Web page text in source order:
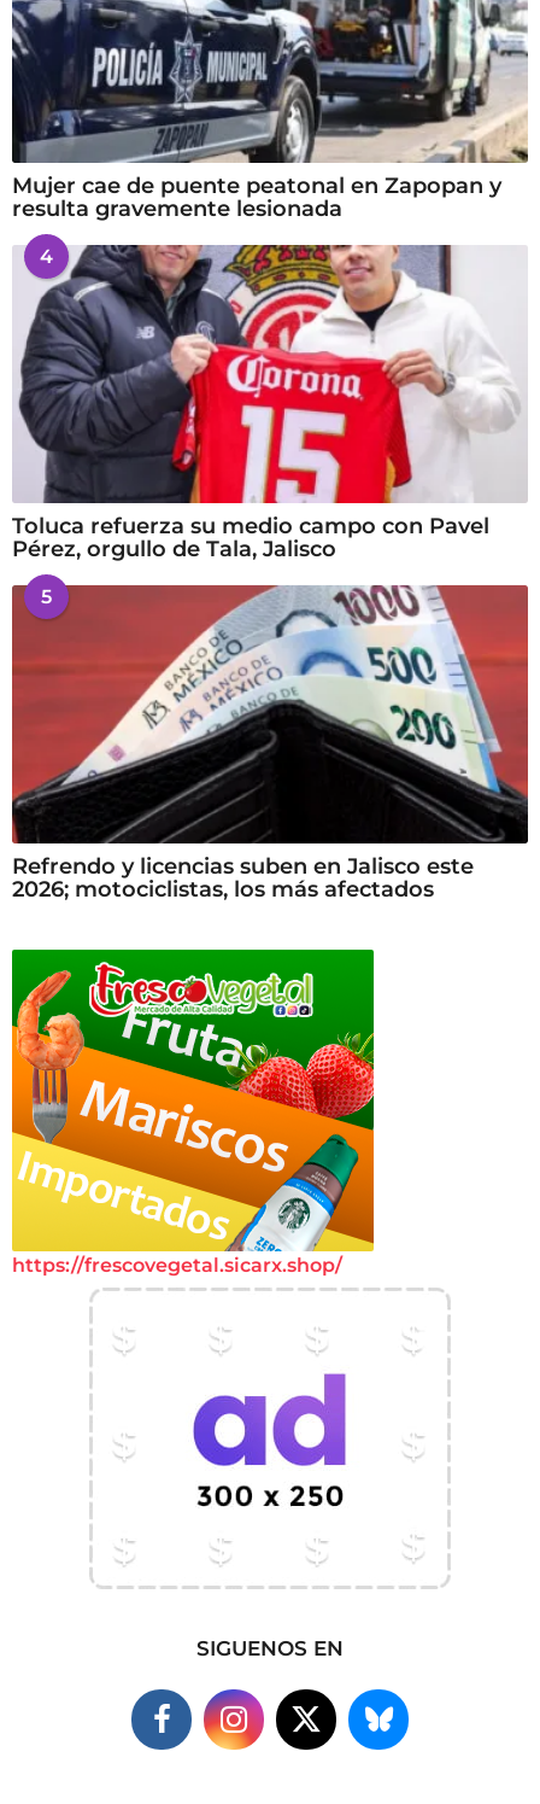
Mujer cae de puente peatonal en Zapopan y
resulta gravemente lesionada
4
Toluca refuerza su medio campo con Pavel
Pérez, orgullo de Tala, Jalisco
5
Refrendo y licencias suben en Jalisco este
2026; motociclistas, los más afectados
https://frescovegetal.sicarx.shop/
SIGUENOS EN